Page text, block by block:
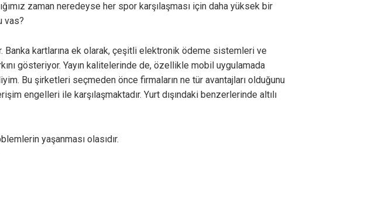
zaman neredeyse her spor karşılaşması için daha yüksek bir
vas?
Banka kartlarına ek olarak, çeşitli elektronik ödeme sistemleri ve
gösteriyor. Yayın kalitelerinde de, özellikle mobil uygulamada
Bu şirketleri seçmeden önce firmaların ne tür avantajları olduğunu
engelleri ile karşılaşmaktadır. Yurt dışındaki benzerlerinde altılı
yaşanması olasıdır.